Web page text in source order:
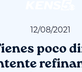
12/08/2021
poco